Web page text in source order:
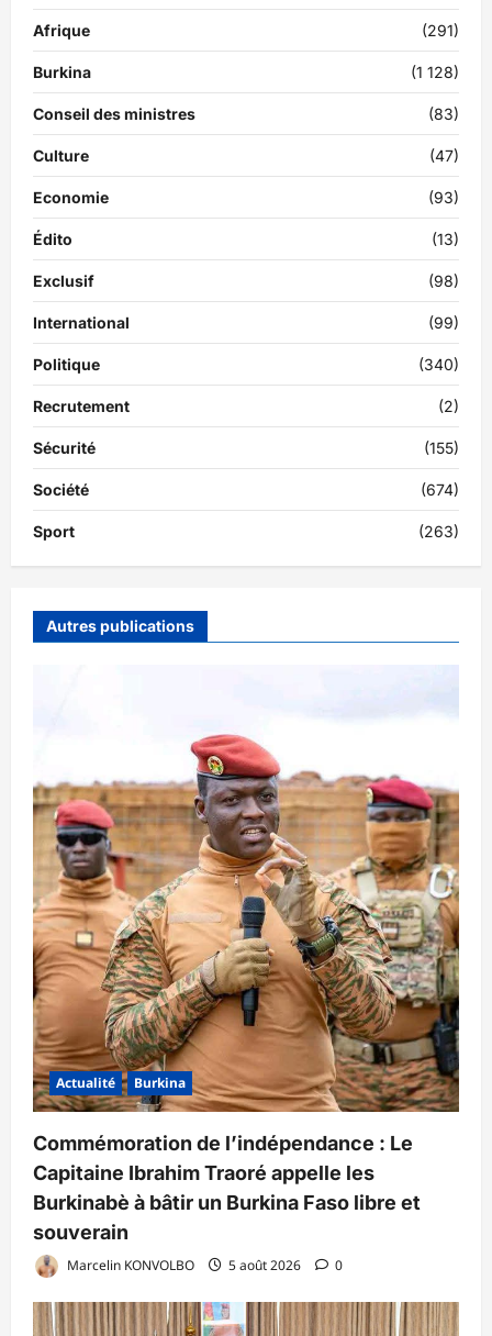
Afrique (291)
Burkina (1 128)
Conseil des ministres (83)
Culture (47)
Economie (93)
Édito (13)
Exclusif (98)
International (99)
Politique (340)
Recrutement (2)
Sécurité (155)
Société (674)
Sport (263)
Autres publications
Actualité Burkina
Commémoration de l’indépendance : Le
Capitaine Ibrahim Traoré appelle les
Burkinabè à bâtir un Burkina Faso libre et
souverain
Marcelin KONVOLBO 5 août 2026 0